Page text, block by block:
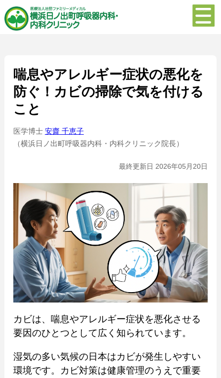
喘息やアレルギー症状の悪化を
防ぐ！カビの掃除で気を付ける
こと
医学博士 安齋 千恵子
（横浜日ノ出町呼吸器内科・内科クリニック院長）
最終更新日 2026年05月20日
カビは、喘息やアレルギー症状を悪化させる
要因のひとつとして広く知られています。
湿気の多い気候の日本はカビが発生しやすい
環境です。カビ対策は健康管理のうえで重要